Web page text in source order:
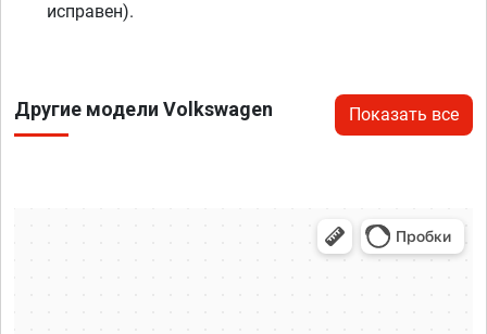
исправен).
Другие модели Volkswagen Показать все